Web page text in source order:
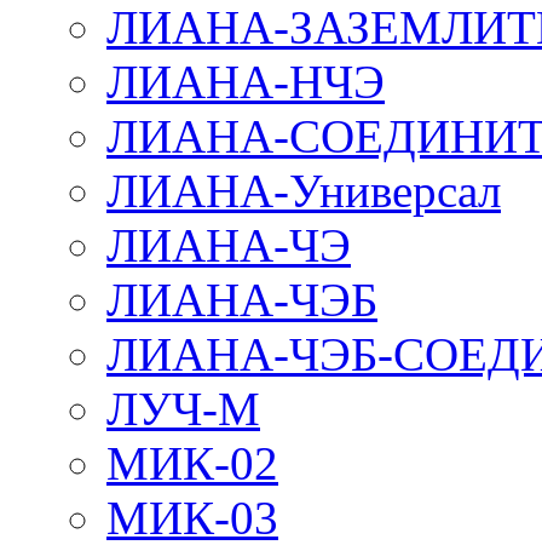
ЛИАНА-
ЛИАНА-НЧЭ
ЛИАНА-
ЛИАНА-Универсал
ЛИАНА-ЧЭ
ЛИАНА-ЧЭБ
ЛИАНА-ЧЭБ-
ЛУЧ-М
МИК-02
МИК-03